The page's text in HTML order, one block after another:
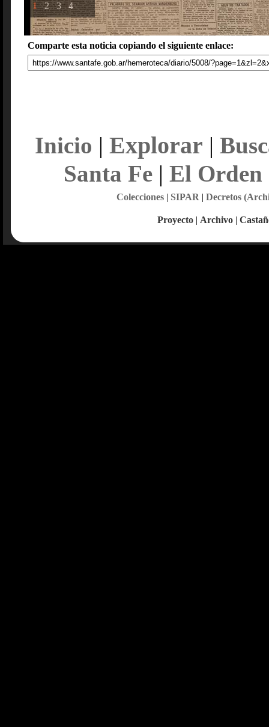
1 2 3 4
Comparte esta noticia copiando el siguiente enlace:
Inicio | Explorar |
Santa Fe| El Orden
Colecciones| SIPAR | Decretos
Proyecto | Archivo |